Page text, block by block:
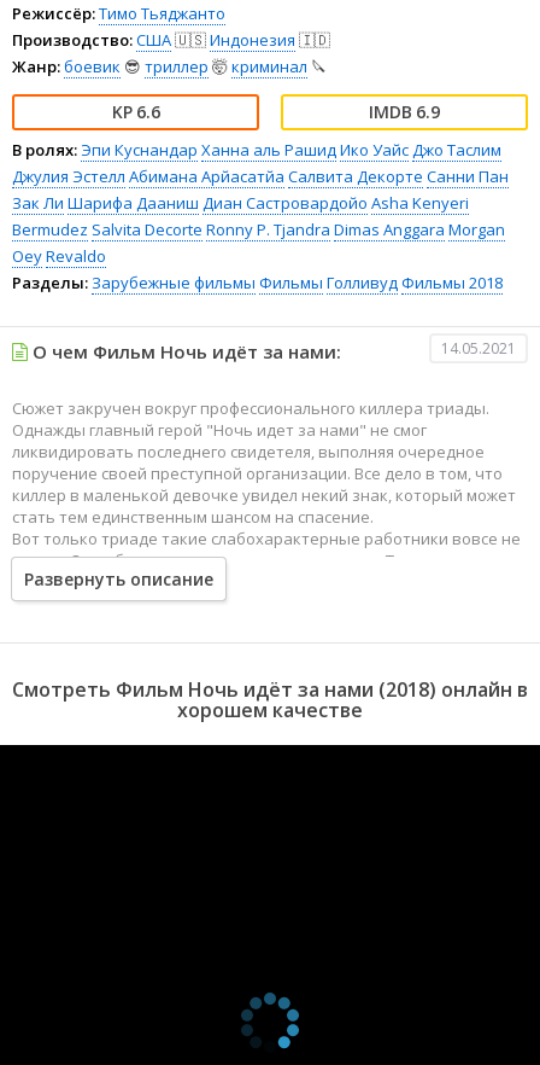
Режиссёр:Тимо Тьяджанто
Производство:США🇺🇸Индонезия 🇮🇩
Жанр:боевик 😎 триллер 🤯криминал 🔪
6.6 6.9
В ролях:Эпи Куснандар Ханна аль РашидИко УайсДжо Таслим
Джулия Эстелл Абимана Арйасатйа Салвита Декорте Санни Пан
Зак Ли Шарифа Дааниш Диан Састровардойо Asha Kenyeri
Bermudez Salvita Decorte Ronny P. Tjandra Dimas Anggara Morgan
OeyRevaldo
Разделы: Зарубежные фильмы Фильмы ГолливудФильмы 2018
О чем Фильм Ночь идёт за нами: 14.05.2021
Сюжет закручен вокруг профессионального киллера триады.
Однажды главный герой "Ночь идет за нами" не смог
ликвидировать последнего свидетеля, выполняя очередное
поручение своей преступной организации. Все дело в том, что
киллер в маленькой девочке увидел некий знак, который может
стать тем единственным шансом на спасение.
Вот только триаде такие слабохарактерные работники вовсе не
нужны. Они объявляют охоту за нашим героем. Теперь отступник
и его старые приятели должны противостоять целой армии
отпетых головорезов, которые просто выполняют свой приказ.
Развернуть описание
Смотреть Фильм Ночь идёт за нами (2018) онлайн в
хорошем качестве